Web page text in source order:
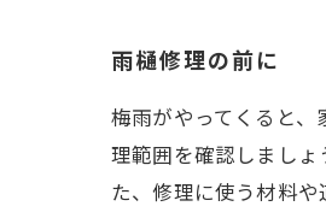
雨樋修理の前に
梅雨がやってくると、
理範囲を確認しまし
た、修理に使う材料